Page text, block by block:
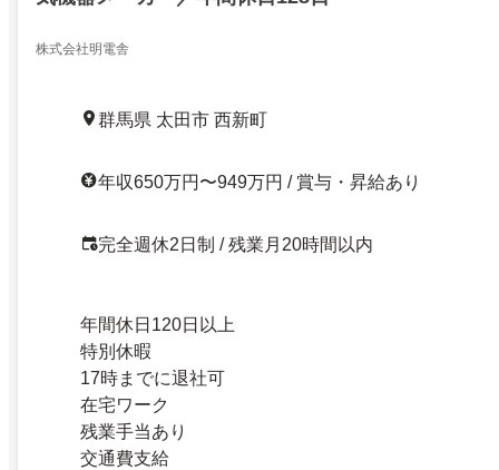
株式会社明電舎
群馬県 太田市 西新町
年収650万円〜949万円 / 賞与・昇給あり
完全週休2日制 / 残業月20時間以内
年間休日120日以上
特別休暇
17時までに退社可
在宅ワーク
残業手当あり
交通費支給